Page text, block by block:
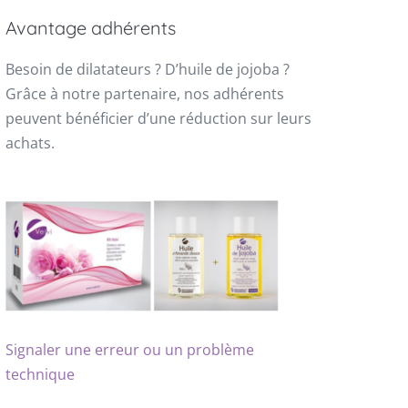
Avantage adhérents
Besoin de dilatateurs ? D’huile de jojoba ?
Grâce à notre partenaire, nos adhérents
peuvent bénéficier d’une réduction sur leurs
achats.
Signaler une erreur ou un problème
technique